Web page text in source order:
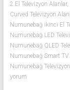
Sıfır
Televizyon
Alanlar ile
iletişim
kurarak
2.
el
2.El Televizyon Alanlar,
Curved Televizyon
Numunebağ İkinci El
Numunebağ LED
Numunebağ QLED
Numunebağ Smart TV
Numunebağ
yorum